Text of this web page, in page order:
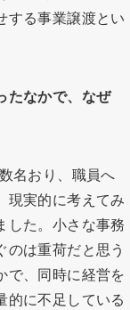
する事業譲渡とい
なかで、なぜ
名おり、職員へ
現実的に考えてみ
した。小さな事務
は重荷だと思う
で、同時に経営を
的に不足している